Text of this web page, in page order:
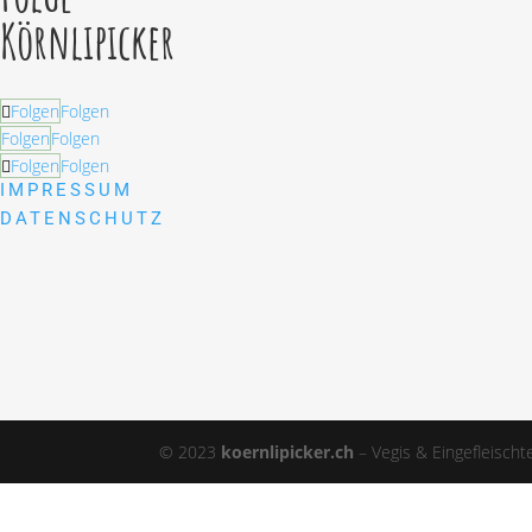
Körnlipicker
FolgenFolgen
FolgenFolgen
FolgenFolgen
IMPRESSUM
DATENSCHUTZ
© 2023 koernlipicker.ch – Vegis &